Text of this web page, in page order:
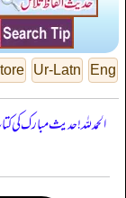
Eng
Ur-Latn
الحمدللہ! حدیث مبارک